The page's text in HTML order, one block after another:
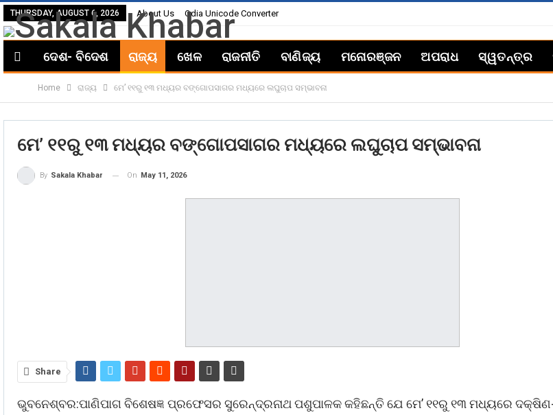
THURSDAY, AUGUST 6, 2026 About Us Odia Unicode Converter
ଦେଶ- ବିଦେଶ ରାଜ୍ୟ ଖେଳ ରାଜନୀତି ବାଣିଜ୍ୟ ମନୋରଞ୍ଜନ ଅପରାଧ ସ୍ୱତନ୍ତ୍ର
Home ରାଜ୍ୟ ମେ’ ୧୧ରୁ ୧୩ ମଧ୍ୟର ବଙ୍ଗୋପସାଗର ମଧ୍ୟରେ ଲଘୁଚାପ ସମ୍ଭାବନା
ମେ’ ୧୧ରୁ ୧୩ ମଧ୍ୟର ବଙ୍ଗୋପସାଗର ମଧ୍ୟରେ ଲଘୁଚାପ ସମ୍ଭାବନା
By Sakala Khabar On May 11, 2026
Share
ଭୁବନେଶ୍ବର:ପାଣିପାଗ ବିଶେଷଜ୍ଞ ପ୍ରଫେସର ସୁରେନ୍ଦ୍ରନାଥ ପଶୁପାଳକ କହିଛନ୍ତି ଯେ ମେ’ ୧୧ରୁ ୧୩ ମଧ୍ୟରେ